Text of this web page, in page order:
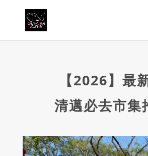
【2026】最
清邁必去市集